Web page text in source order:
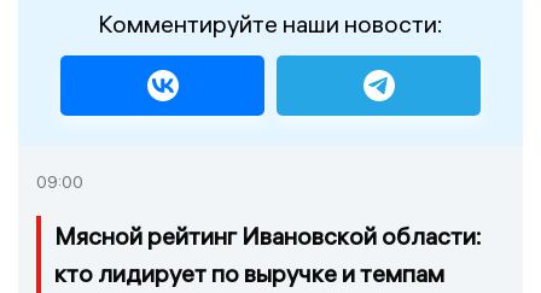
Комментируйте наши новости:
09:00
Мясной рейтинг Ивановской области:
кто лидирует по выручке и темпам